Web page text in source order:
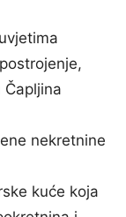
nekretnine
kuće koja